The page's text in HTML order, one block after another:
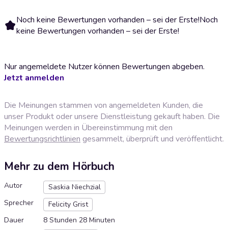
Noch keine Bewertungen vorhanden – sei der Erste!Noch
keine Bewertungen vorhanden – sei der Erste!
Nur angemeldete Nutzer können Bewertungen abgeben.
Jetzt anmelden
Die Meinungen stammen von angemeldeten Kunden, die
unser Produkt oder unsere Dienstleistung gekauft haben. Die
Meinungen werden in Übereinstimmung mit den
Bewertungsrichtlinien gesammelt, überprüft und veröffentlicht.
Mehr zu dem Hörbuch
Autor
Saskia Niechzial
Sprecher
Felicity Grist
Dauer
8 Stunden 28 Minuten